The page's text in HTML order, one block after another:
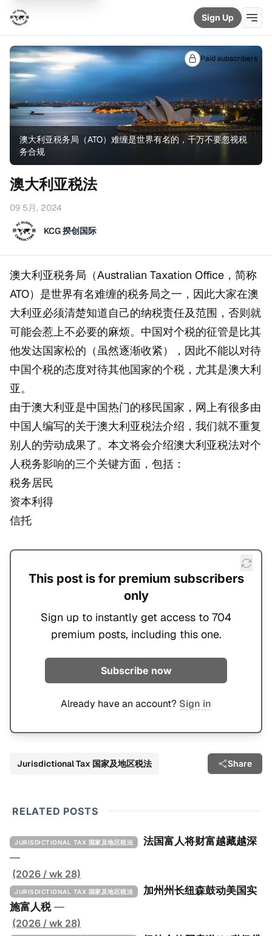
Sign Up
澳大利亚税务局（ATO）难缠是世界有名的，千万不要忽视税
务合规
Paid subscribers
澳大利亚税法
09 5月, 2024
KCG 揆创国际
澳大利亚税务局（Australian Taxation Office，简称
ATO）是世界有名难缠的税务局之一，因此大家在澳
大利亚必须清楚知道自己的纳税责任及范围，否则就
可能会惹上不必要的麻烦。中国对个税的征管是比其
他发达国家松的（虽然逐渐收紧），因此不能以对待
中国个税的态度对待其他国家的个税，尤其是澳大利
亚。
由于澳大利亚是中国热门的移民国家，网上有很多由
中国人编写的关于澳大利亚税法介绍，我们就不重复
别人的劳动成果了。本文将会介绍澳大利亚税法对个
人税务影响的三个关键方面，包括：
税务居民
资本利得
信托
This post is for premium subscribers
only
Sign up to instantly get access to 704
premium posts, including this one.
Subscribe now
Already have an account? Sign in
Jurisdictional Tax 国家及地区税法 Share
RELATED POSTS
JURISDICTIONAL TAX 国家及地区税法
法国富人将财富越藏越深
—
(2026 / wk 28)
JURISDICTIONAL TAX 国家及地区税法
加州州长纽森鼓动美国实
施富人税 —
(2026 / wk 28)